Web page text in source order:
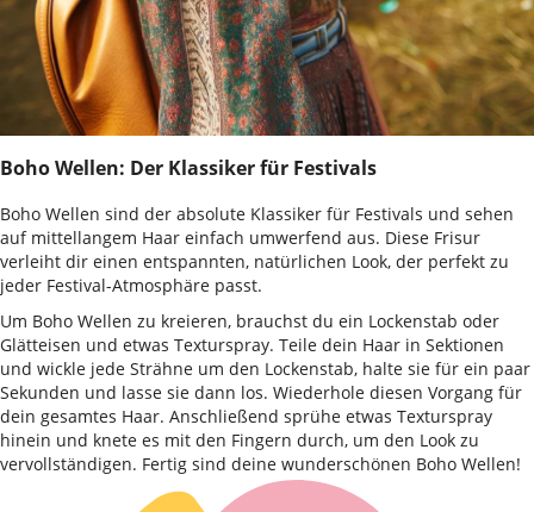
Boho Wellen: Der Klassiker für Festivals
Boho Wellen sind der absolute Klassiker für Festivals und sehen
auf mittellangem Haar einfach umwerfend aus. Diese Frisur
verleiht dir einen entspannten, natürlichen Look, der perfekt zu
jeder Festival-Atmosphäre passt.
Um Boho Wellen zu kreieren, brauchst du ein Lockenstab oder
Glätteisen und etwas Texturspray. Teile dein Haar in Sektionen
und wickle jede Strähne um den Lockenstab, halte sie für ein paar
Sekunden und lasse sie dann los. Wiederhole diesen Vorgang für
dein gesamtes Haar. Anschließend sprühe etwas Texturspray
hinein und knete es mit den Fingern durch, um den Look zu
vervollständigen. Fertig sind deine wunderschönen Boho Wellen!